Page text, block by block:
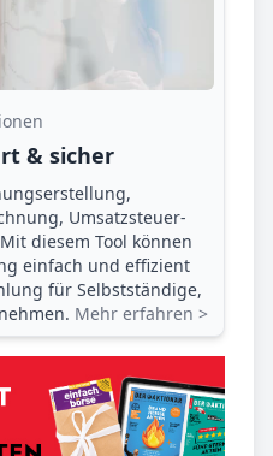
& sicher
Umsatzsteuer­
diesem Tool können
einfach und effizient
für Selbstständige,
Mehr erfahren >